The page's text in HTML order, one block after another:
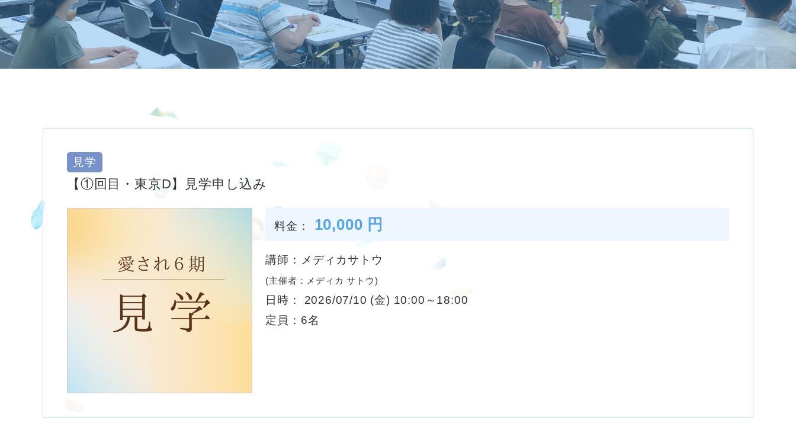
見学
【①回目・東京D】見学申し込み
料金： 10,000 円
講師：メディカサトウ
(主催者：メディカ サトウ)
日時： 2026/07/10 (金) 10:00～18:00
定員：6名